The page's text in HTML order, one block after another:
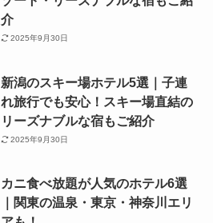
介
2025年9月30日
新潟のスキー場ホテル5選｜子連
れ旅行でも安心！スキー場直結の
リーズナブルな宿もご紹介
2025年9月30日
カニ食べ放題が人気のホテル6選
｜関東の温泉・東京・神奈川エリ